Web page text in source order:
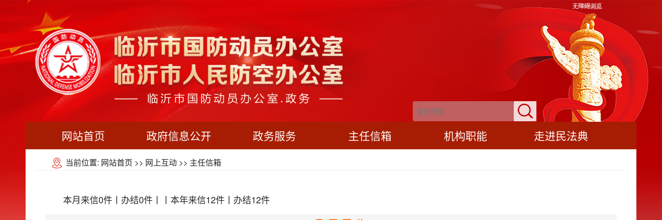
无障碍浏览
网站首页 政府信息公开 政务服务 主任信箱 机构职能 走进民法典
当前位置: 网站首页 >> 网上互动 >> 主任信箱
本月来信0件丨办结0件丨丨本年来信12件丨办结12件